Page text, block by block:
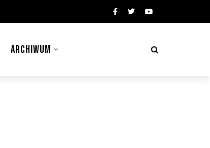
ARCHIWUM